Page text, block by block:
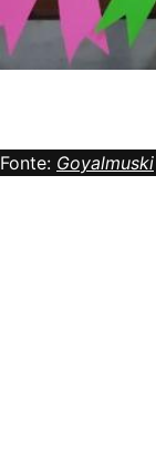
Fonte: Goyalmuski